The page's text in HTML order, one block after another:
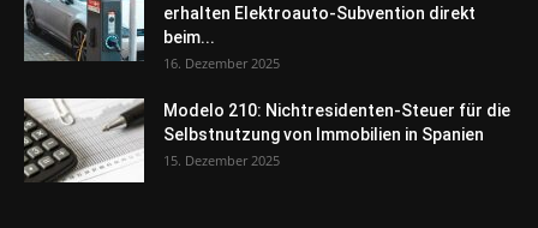
erhalten Elektroauto-Subvention direkt
beim...
16. Dezember 2025
Modelo 210: Nichtresidenten-Steuer für die
Selbstnutzung von Immobilien in Spanien
15. Dezember 2025